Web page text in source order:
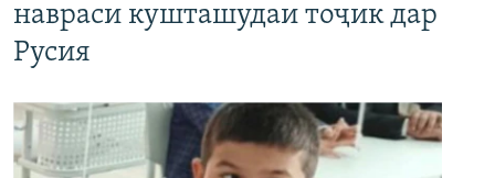
навраси кушташудаи тоҷик дар
Русия